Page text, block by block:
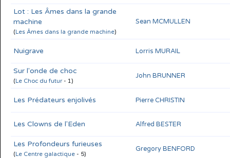
Lot : Les Âmes dans la grande
machine
(Les Âmes dans la grande machine)
Sean MCMULLEN
Nuigrave Lorris MURAIL
Sur l'onde de choc
(Le Choc du futur- 1)
John BRUNNER
Les Prédateurs enjolivés Pierre CHRISTIN
Les Clowns de l'Eden Alfred BESTER
Les Profondeurs furieuses
(Le Centre galactique - 5)
Gregory BENFORD